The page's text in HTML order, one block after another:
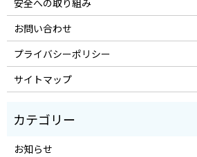
安全への取り組み
お問い合わせ
プライバシーポリシー
サイトマップ
お知らせ